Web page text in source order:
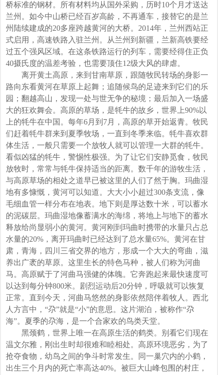
桥标准的钢材。所有材料均从国外采购，历时10个月才送达
兰州。如今中山桥已经百岁高龄，不再通车，接替它的是兰
州陆续建成的20多座跨越黄河的大桥。2014年，兰州西站正
式启用，高速铁路入驻兰州。从兰州到新疆，兰新高铁要经
过五个强风区域。在这条铁路运行的列车，需要经得住正负
40摄氏度的温差考验，也需要顶住12级大风的肆虐。
离开黄土高原，来到甘南草原，跟随牧民转场的身影一
路向东看黄河在草原上起舞；追随候鸟的足迹来到它们的乐
园；翻越高山，发现一处与世无争的秘境；最后加入一场盛
大的狂欢舞会。高原的草场，是牦牛的故乡，世界上90%以
上的牦牛在中国。每年6月到7月，高原的草开始返青。牧民
们赶着牦牛群来到夏季牧场，一直到冬季来临。牦牛喜欢群
体生活，一般只需要一个放牧人就可以管理一大群的牦牛。
看似凶猛的牦牛，警惕性极强。为了让它们安静觅食，牧民
放牧时，常常与牦牛保持适当的距离。数千年的游牧生活，
与高原草场的相处之道早已被这里的人们了然于胸。玛曲湿
地有多慷慨，黄河可以知道。大大小小超过300条支流，像
毛细血管一样分布在地表。地下则是厚达数十米，可以蓄水
的泥碳层。玛曲湿地像蓄满水的海绵，将地上与地下的蓄水
释放给尚显弱小的黄河。黄河刚到玛曲时携带的水量只占总
水量的20%，离开玛曲时已经达到了总水量65%。黄河在甘
肃，青海，四川三省交界的地方，形成一个大大的弯曲，滋
养出广袤的草原。这里生长的特色马种，被人们称为河曲
马。高原赋于了河曲马强健的体魄。它奔跑起来最快速度可
以达到每分钟800米。剧烈运动后20分钟，呼吸就可以恢复
正常。直到今天，河曲马悠然的身影依然陪伴着牧人。西北
人方言中，“尕”就是“小”的意思。这片湖泊，被称作“尕
海”。夏季的尕海，是一个合家欢的鸟类天堂。
黑颈鹤，世界上唯一在高原生活的鹤类。别看它们现在
温文尔雅，刚出生时却很难和睦相处。高原环境恶劣，为了
抢夺食物，幼鸟之间的争斗时常发生。同一巢穴内的小鹤，
出生三个月内的死亡率高达40%。被巨大山峰包围的村庄，